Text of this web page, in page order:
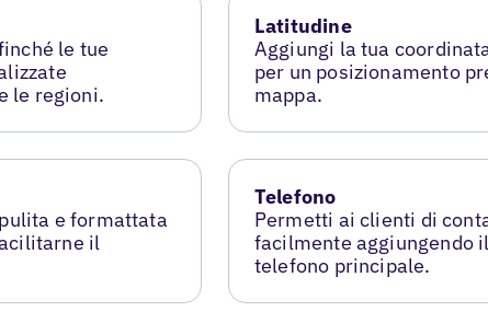
le tue
le regioni.
Latitudine
Aggiungi la tua
per un posizionamento
mappa.
e formattata
il
Telefono
Permetti ai clienti di
facilmente aggiungendo
telefono principale.